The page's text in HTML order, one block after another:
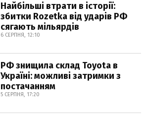
Найбільші втрати в історії:
збитки Rozetka від ударів РФ
сягають мільярдів
6 СЕРПНЯ, 12:10
РФ знищила склад Toyota в
Україні: можливі затримки з
постачанням
5 СЕРПНЯ, 17:20